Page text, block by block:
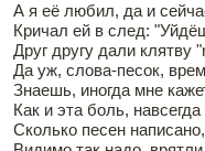
А я её любил, да и
Кричал ей в след:
Друг другу дали клятву
Да уж, слова-песок,
Знаешь, иногда мне
Как и эта боль,
Сколько песен